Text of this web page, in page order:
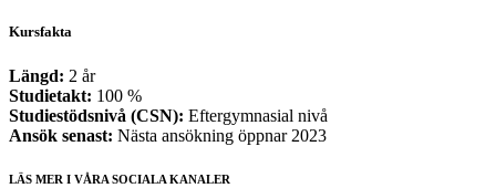
Kursfakta
Längd: 2 år
Studietakt: 100 %
Studiestödsnivå (CSN): Eftergymnasial nivå
Ansök senast: Nästa ansökning öppnar 2023
LÄS MER I VÅRA SOCIALA KANALER